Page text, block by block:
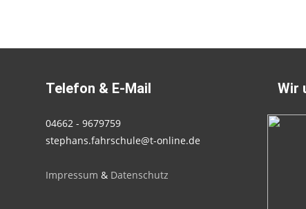
Telefon & E-Mail
04662 - 9679759
stephans.fahrschule@t-online.de
Impressum & Datenschutz
Wir